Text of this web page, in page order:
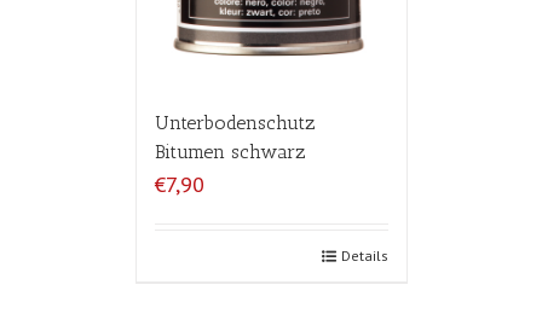
Unterbodenschutz
Bitumen schwarz
€7,90
Details